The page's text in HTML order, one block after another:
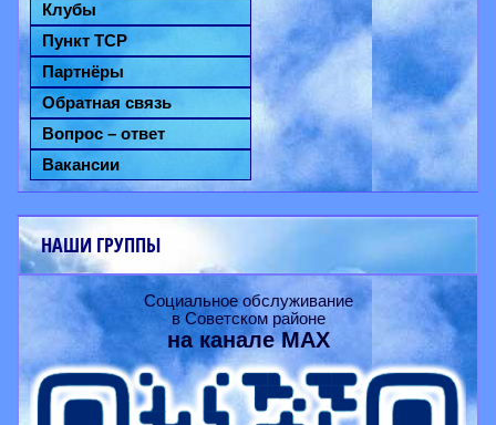
Клубы
Пункт ТСР
Партнёры
Обратная связь
Вопрос – ответ
Вакансии
НАШИ ГРУППЫ
Социальное обслуживание
в Советском районе
на каналеMAX